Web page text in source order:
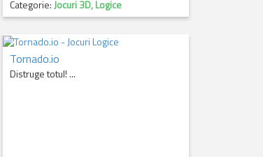
Categorie:Jocuri 3D, Logice
Tornado.io
Distruge totul! ...